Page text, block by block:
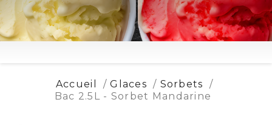
Accueil Glaces
Sorbets
Bac 2.5L - Sorbet Mandarine